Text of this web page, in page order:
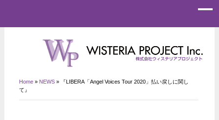
Home» NEWS»
『LIBERA「Angel Voices Tour 2020」払い戻しに関し
て』